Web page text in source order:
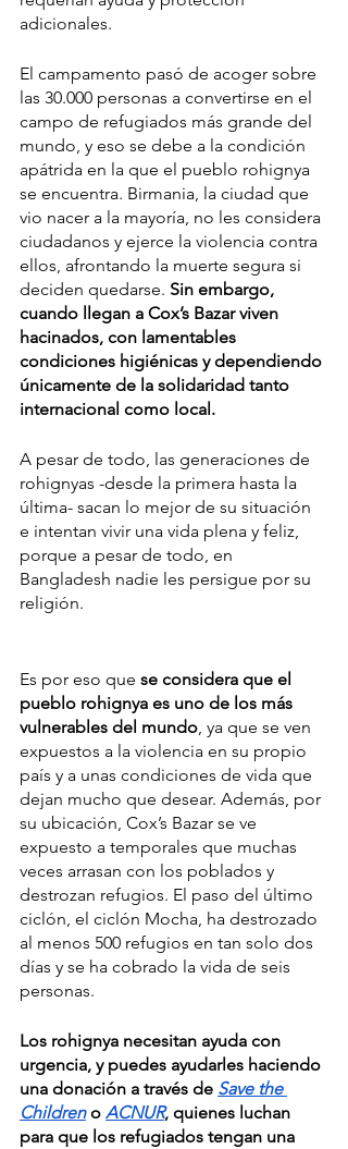
adicionales.
El campamento pasó de acoger sobre
las 30.000 personas a convertirse en el
campo de refugiados más grande del
mundo, y eso se debe a la condición
apátrida en la que el pueblo rohignya
se encuentra. Birmania, la ciudad que
vio nacer a la mayoría, no les considera
ciudadanos y ejerce la violencia contra
ellos, afrontando la muerte segura si
deciden quedarse. Sin embargo,
cuando llegan a Cox’s Bazar viven
hacinados, con lamentables
condiciones higiénicas y dependiendo
únicamente de la solidaridad tanto
internacional como local.
A pesar de todo, las generaciones de
rohignyas -desde la primera hasta la
última- sacan lo mejor de su situación
e intentan vivir una vida plena y feliz,
porque a pesar de todo, en
Bangladesh nadie les persigue por su
religión.
Es por eso que se considera que el
pueblo rohignya es uno de los más
vulnerables del mundo, ya que se ven
expuestos a la violencia en su propio
país y a unas condiciones de vida que
dejan mucho que desear. Además, por
su ubicación, Cox’s Bazar se ve
expuesto a temporales que muchas
veces arrasan con los poblados y
destrozan refugios. El paso del último
ciclón, el ciclón Mocha, ha destrozado
al menos 500 refugios en tan solo dos
días y se ha cobrado la vida de seis
personas.
Los rohignya necesitan ayuda con
urgencia, y puedes ayudarles haciendo
una donación a través de Save the
Children o ACNUR, quienes luchan
para que los refugiados tengan una